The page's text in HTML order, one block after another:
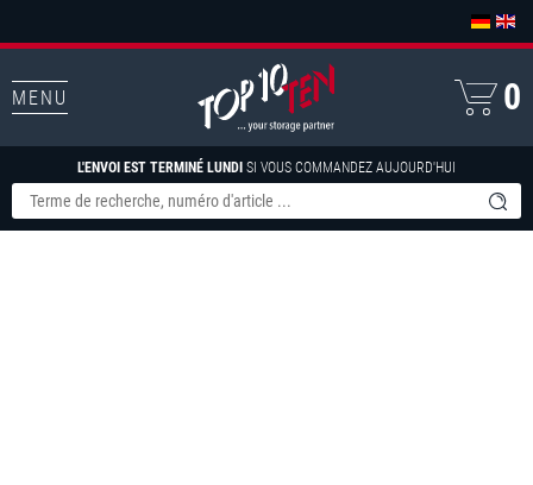
MENU
L'ENVOI EST TERMINÉ LUNDI SI VOUS COMMANDEZ AUJOURD'HUI
0